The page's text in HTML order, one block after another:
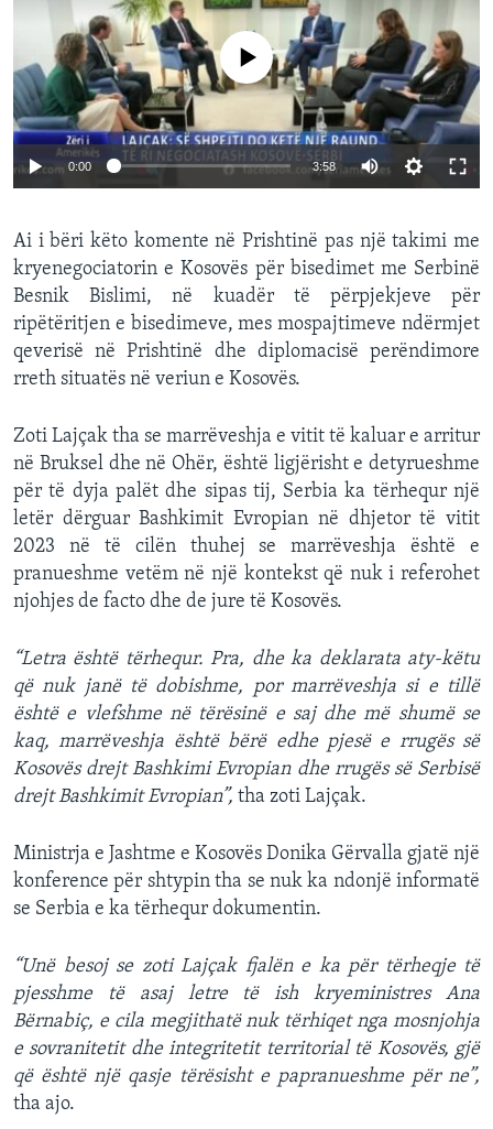
No media source currently available
0:00 3:58
Ai i bëri këto komente në Prishtinë pas një takimi me
kryenegociatorin e Kosovës për bisedimet me Serbinë
Besnik Bislimi, në kuadër të përpjekjeve për
ripëtëritjen e bisedimeve, mes mospajtimeve ndërmjet
qeverisë në Prishtinë dhe diplomacisë perëndimore
rreth situatës në veriun e Kosovës.
Zoti Lajçak tha se marrëveshja e vitit të kaluar e arritur
në Bruksel dhe në Ohër, është ligjërisht e detyrueshme
për të dyja palët dhe sipas tij, Serbia ka tërhequr një
letër dërguar Bashkimit Evropian në dhjetor të vitit
2023 në të cilën thuhej se marrëveshja është e
pranueshme vetëm në një kontekst që nuk i referohet
njohjes de facto dhe de jure të Kosovës.
“Letra është tërhequr. Pra, dhe ka deklarata aty-këtu
që nuk janë të dobishme, por marrëveshja si e tillë
është e vlefshme në tërësinë e saj dhe më shumë se
kaq, marrëveshja është bërë edhe pjesë e rrugës së
Kosovës drejt Bashkimi Evropian dhe rrugës së Serbisë
drejt Bashkimit Evropian”, tha zoti Lajçak.
Ministrja e Jashtme e Kosovës Donika Gërvalla gjatë një
konference për shtypin tha se nuk ka ndonjë informatë
se Serbia e ka tërhequr dokumentin.
“Unë besoj se zoti Lajçak fjalën e ka për tërheqje të
pjesshme të asaj letre të ish kryeministres Ana
Bërnabiç, e cila megjithatë nuk tërhiqet nga mosnjohja
e sovranitetit dhe integritetit territorial të Kosovës, gjë
që është një qasje tërësisht e papranueshme për ne”,
tha ajo.